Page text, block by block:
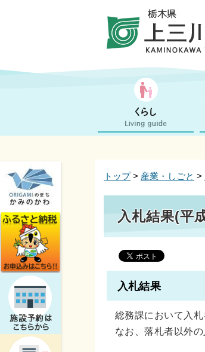
トップ> 産業・しごと >
入札結果(平
入札結果
総務課において入
なお、落札者以外